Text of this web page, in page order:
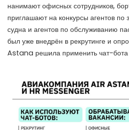
нанимают офисных сотрудников,
приглашают на конкурсы агентов по
судна и агентов по обслуживанию
был уже внедрён в рекрутинге и
Astana решила применить чат-